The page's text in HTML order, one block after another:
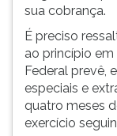
sua cobrança.
É preciso
ao princípio
Federal prevê,
especiais e
quatro meses
exercício